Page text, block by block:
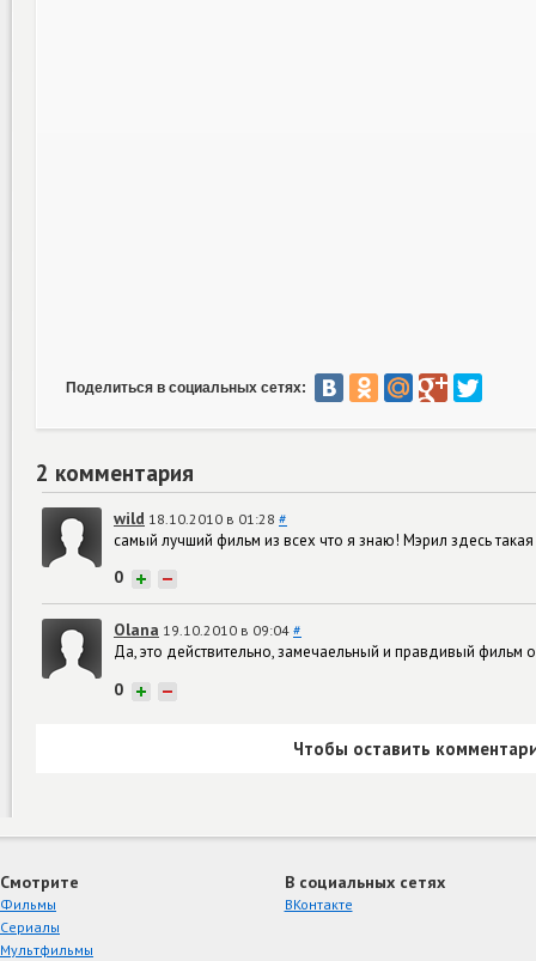
Поделиться в социальных сетях:
2 комментария
wild 18.10.2010 в 01:28 #
самый лучший фильм из всех что я знаю! Мэрил здесь такая
0 + −
Olana 19.10.2010 в 09:04 #
Да, это действительно, замечаельный и правдивый
0 + −
Чтобы оставить
Смотрите
Фильмы
Сериалы
Мультфильмы
В социальных сетях
ВКонтакте